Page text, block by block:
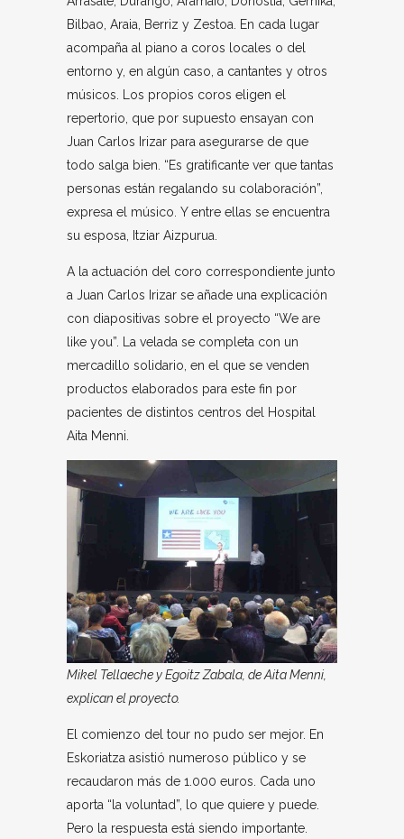
Bilbao, Araia, Berriz y Zestoa. En cada lugar
acompaña al piano a coros locales o del
entorno y, en algún caso, a cantantes y otros
músicos. Los propios coros eligen el
repertorio, que por supuesto ensayan con
Juan Carlos Irizar para asegurarse de que
todo salga bien. “Es gratificante ver que tantas
personas están regalando su colaboración”,
expresa el músico. Y entre ellas se encuentra
su esposa, Itziar Aizpurua.
A la actuación del coro correspondiente junto
a Juan Carlos Irizar se añade una explicación
con diapositivas sobre el proyecto “We are
like you”. La velada se completa con un
mercadillo solidario, en el que se venden
productos elaborados para este fin por
pacientes de distintos centros del Hospital
Aita Menni.
Mikel Tellaeche y Egoitz Zabala, de Aita Menni,
explican el proyecto.
El comienzo del tour no pudo ser mejor. En
Eskoriatza asistió numeroso público y se
recaudaron más de 1.000 euros. Cada uno
aporta “la voluntad”, lo que quiere y puede.
Pero la respuesta está siendo importante.